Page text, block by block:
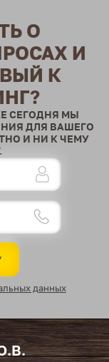
О
И
К
СЕГОДНЯ МЫ
ДЛЯ ВАШЕГО
И НИ К ЧЕМУ
данных